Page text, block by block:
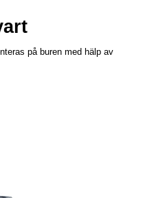
på buren med hälp av